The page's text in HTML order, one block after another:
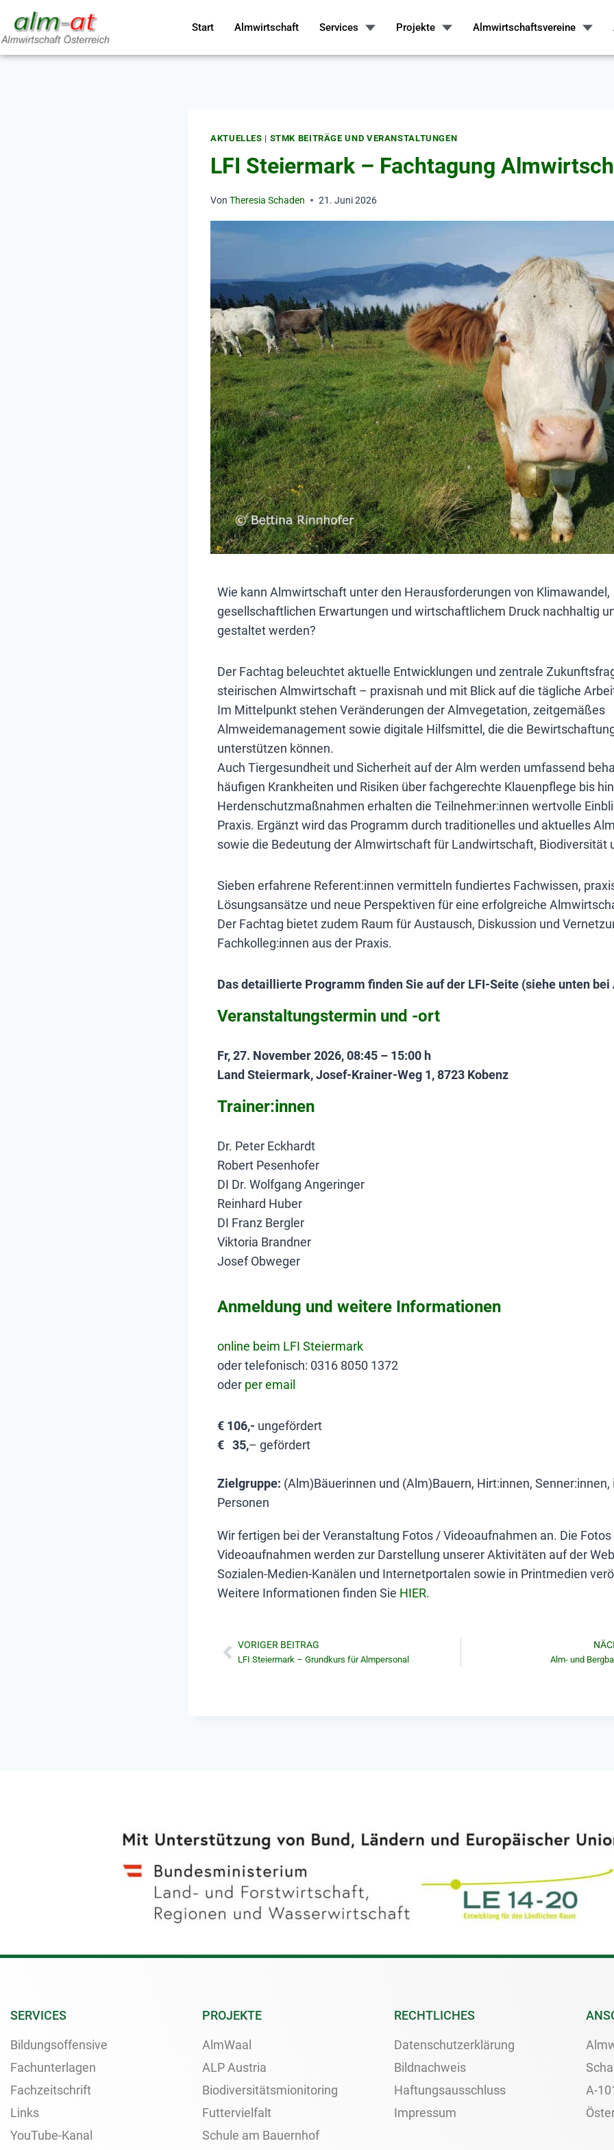
Start Almwirtschaft Services Projekte Almwirtschaftsvereine
AKTUELLES | STMK BEITRÄGE UND VERANSTALTUNGEN
LFI Steiermark – Fachtagung
Von Theresia Schaden 21. Juni 2026
Wie kann Almwirtschaft unter den Herausforderungen von Klimawandel,
gesellschaftlichen Erwartungen und wirtschaftlichem Druck nachhaltig
gestaltet werden?
Der Fachtag beleuchtet aktuelle Entwicklungen und zentrale
steirischen Almwirtschaft – praxisnah und mit Blick auf die tägliche
Im Mittelpunkt stehen Veränderungen der Almvegetation, zeitgemäßes
Almweidemanagement sowie digitale Hilfsmittel, die die
unterstützen können.
Auch Tiergesundheit und Sicherheit auf der Alm werden umfassend
häufigen Krankheiten und Risiken über fachgerechte Klauenpflege bis
Herdenschutzmaßnahmen erhalten die Teilnehmer:innen wertvolle
Praxis. Ergänzt wird das Programm durch traditionelles und aktuelles
sowie die Bedeutung der Almwirtschaft für Landwirtschaft, Biodiversität
Sieben erfahrene Referent:innen vermitteln fundiertes Fachwissen,
Lösungsansätze und neue Perspektiven für eine erfolgreiche
Der Fachtag bietet zudem Raum für Austausch, Diskussion und
Fachkolleg:innen aus der Praxis.
Das detaillierte Programm finden Sie auf der LFI-Seite (siehe unten bei
Veranstaltungstermin und -ort
Fr, 27. November 2026, 08:45 – 15:00 h
Land Steiermark, Josef-Krainer-Weg 1, 8723 Kobenz
Trainer:innen
Dr. Peter Eckhardt
Robert Pesenhofer
DI Dr. Wolfgang Angeringer
Reinhard Huber
DI Franz Bergler
Viktoria Brandner
Josef Obweger
Anmeldung und weitere Informationen
online beim LFI Steiermark
oder telefonisch: 0316 8050 1372
oder per email
€ 106,- ungefördert
€ 35,– gefördert
Zielgruppe: (Alm)Bäuerinnen und (Alm)Bauern, Hirt:innen,
Personen
Wir fertigen bei der Veranstaltung Fotos / Videoaufnahmen an. Die
Videoaufnahmen werden zur Darstellung unserer Aktivitäten auf der
Sozialen-Medien-Kanälen und Internetportalen sowie in Printmedien
Weitere Informationen finden Sie HIER.
VORIGER BEITRAG
LFI Steiermark – Grundkurs für Almpersonal Alm- und
SERVICES
Bildungsoffensive
Fachunterlagen
Fachzeitschrift
Links
YouTube-Kanal
PROJEKTE
AlmWaal
ALP Austria
Biodiversitätsmionitoring
Futtervielfalt
Schule am Bauernhof
RECHTLICHES
Datenschutzerklärung
Bildnachweis
Haftungsausschluss
Impressum
A-